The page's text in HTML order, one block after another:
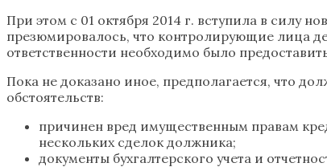
При этом с 01 октября 2014 г. вступила в силу
презюмировалось, что контролирующие лица
ответственности необходимо было
Пока не доказано иное, предполагается, что
обстоятельств:
причинен вред имущественным правам
нескольких сделок должника;
документы бухгалтерского учета и